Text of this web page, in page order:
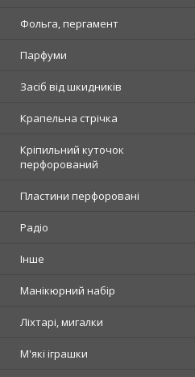
Фольга, пергамент
Парфуми
Засіб від шкидників
Крапельна стрічка
Кріпильний куточок
перфорований
Пластини перфоровані
Радіо
Інше
Манікюрний набір
Ліхтарі, мигалки
М'які іграшки